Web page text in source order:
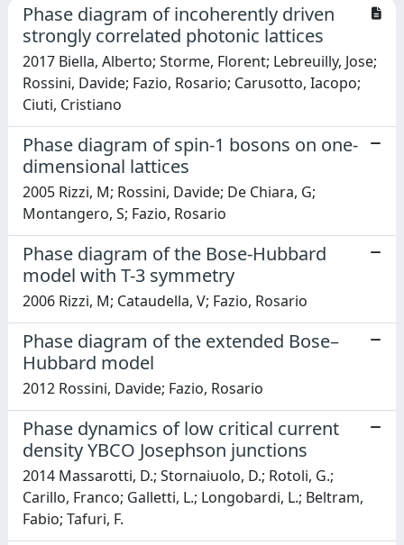
Phase diagram of incoherently driven
strongly correlated photonic lattices
2017 Biella, Alberto; Storme, Florent; Lebreuilly, Jose;
Rossini, Davide; Fazio, Rosario; Carusotto, Iacopo;
Ciuti, Cristiano
Phase diagram of spin-1 bosons on one-
dimensional lattices
2005 Rizzi, M; Rossini, Davide; De Chiara, G;
Montangero, S; Fazio, Rosario
Phase diagram of the Bose-Hubbard
model with T-3 symmetry
2006 Rizzi, M; Cataudella, V; Fazio, Rosario
Phase diagram of the extended Bose–
Hubbard model
2012 Rossini, Davide; Fazio, Rosario
Phase dynamics of low critical current
density YBCO Josephson junctions
2014 Massarotti, D.; Stornaiuolo, D.; Rotoli, G.;
Carillo, Franco; Galletti, L.; Longobardi, L.; Beltram,
Fabio; Tafuri, F.